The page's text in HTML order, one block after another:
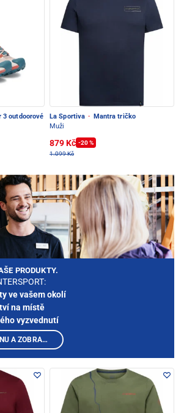
3 outdoorové
La Sportiva · Mantra tričko
Muži
879 Kč -20 %
1.099 Kč
PRODUKTY.
ve vašem okolí
na místě
vyzvednutí
VYBRAT PRODEJNU A ZOBRAZIT PRODUKTY